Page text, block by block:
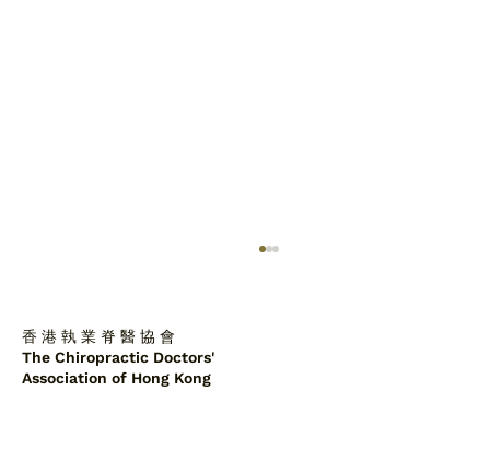
香 港 執 業 脊 醫 協 會
The Chiropractic Doctors'
Association of Hong Kong